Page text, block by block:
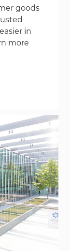
goods
in
more